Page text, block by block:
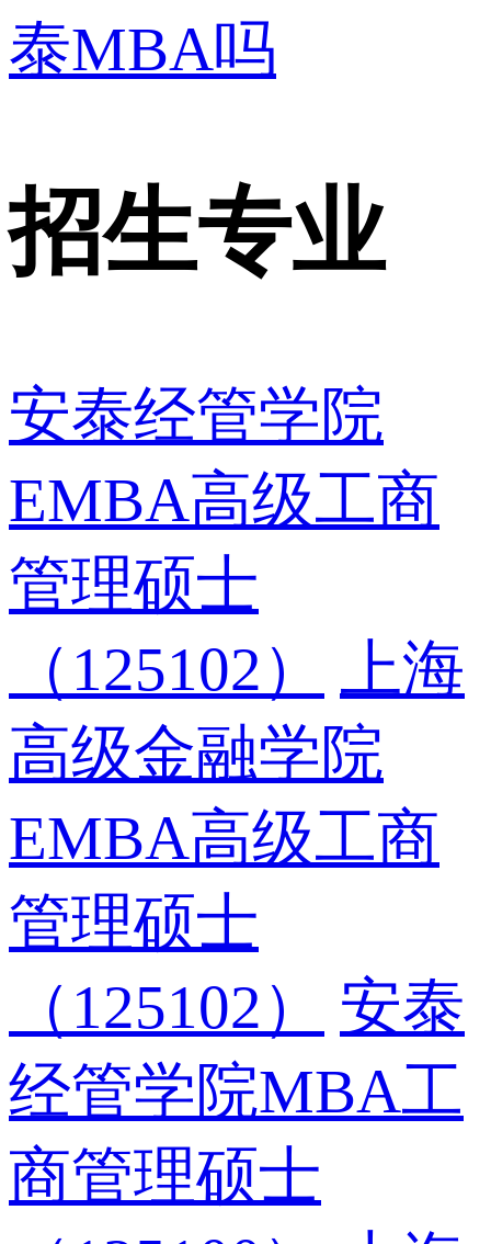
泰MBA吗
招生专业
安泰经管学院
EMBA高级工商
管理硕士
（125102）
上海
高级金融学院
EMBA高级工商
管理硕士
（125102）
安泰
经管学院MBA工
商管理硕士